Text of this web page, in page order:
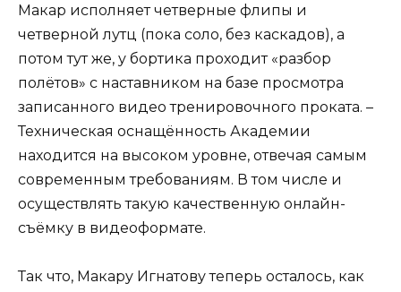
Макар исполняет четверные флипы и
четверной лутц (пока соло, без каскадов), а
потом тут же, у бортика проходит «разбор
полётов» с наставником на базе просмотра
записанного видео тренировочного проката. –
Техническая оснащённость Академии
находится на высоком уровне, отвечая самым
современным требованиям. В том числе и
осуществлять такую качественную онлайн-
съёмку в видеоформате.
Так что, Макару Игнатову теперь осталось, как